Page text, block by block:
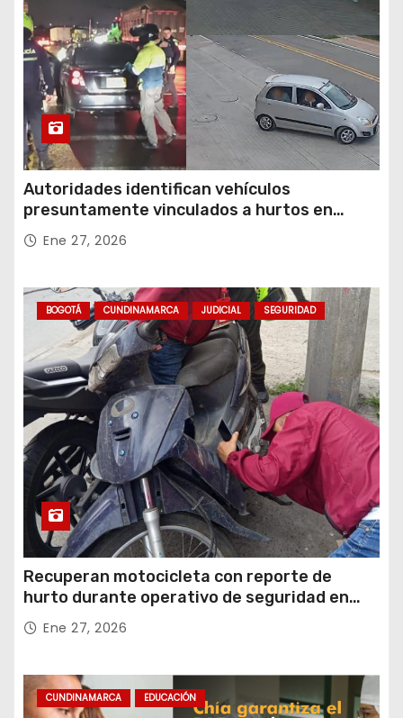
Autoridades identifican vehículos
presuntamente vinculados a hurtos en
conjuntos residenciales de Zipaquirá
Ene 27, 2026
BOGOTÁ CUNDINAMARCA JUDICIAL SEGURIDAD
Recuperan motocicleta con reporte de
hurto durante operativo de seguridad en
Rafael Uribe Uribe
Ene 27, 2026
CUNDINAMARCA EDUCACIÓN